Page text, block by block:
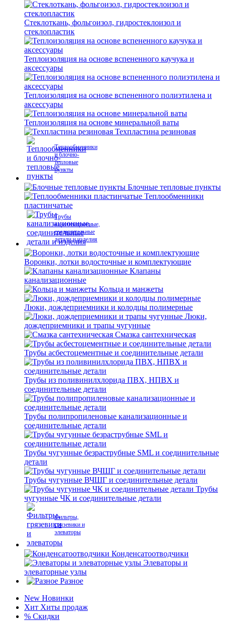
Стеклоткань, фольгоизол, гидростеклоизол и
стеклопластик
Теплоизоляция на основе вспененного каучука и
аксессуары
Теплоизоляция на основе вспененного полиэтилена и
аксессуары
Теплоизоляция на основе минеральной ваты
Техпластина резиновая
Теплообменники
и блочно-
тепловые
пункты
Блочные тепловые пункты
Теплообменники
пластинчатые
Трубы
канализационные,
соединительные
детали и изделия
Воронки, лотки водосточные и комплектующие
Клапаны
канализационные
Кольца и манжеты
Люки, дождеприемники и колодцы полимерные
Люки,
дождеприемники и трапы чугунные
Смазка сантехническая
Трубы асбестоцементные и соединительные детали
Трубы из поливинилхлорида ПВХ, НПВХ и
соединительные детали
Трубы полипропиленовые канализационные и
соединительные детали
Трубы чугунные безраструбные SML и соединительные
детали
Трубы чугунные ВЧШГ и соединительные детали
Трубы
чугунные ЧК и соединительные детали
Фильтры,
грязевики и
элеваторы
Конденсатоотводчики
Элеваторы и
элеваторные узлы
Разное
New Новинки
Хит Хиты продаж
% Скидки